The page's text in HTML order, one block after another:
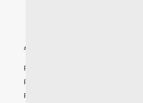
各国サイト一覧 | For International
Rakuten Securities Hong Kong(香港)
Rakuten Securities Bullion(香港)
Rakuten Trade(マレーシア)